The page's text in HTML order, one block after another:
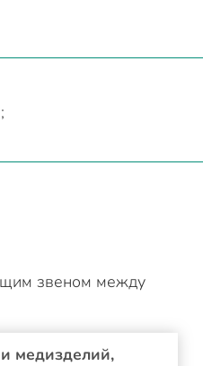
звеном между
медизделий,